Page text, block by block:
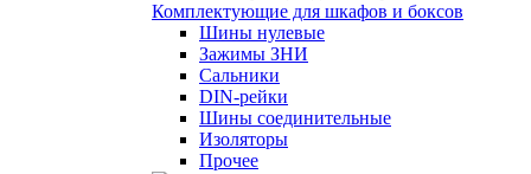
Комплектующие для шкафов и боксов
Шины нулевые
Зажимы ЗНИ
Сальники
DIN-рейки
Шины соединительные
Изоляторы
Прочее